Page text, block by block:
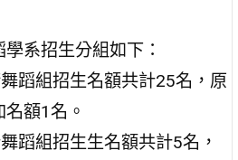
系招生分組如下：
蹈組招生名額共計25名，原
額1名。
蹈組招生生名額共計5名，